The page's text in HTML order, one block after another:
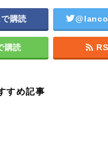
購読
購読
すめ記事